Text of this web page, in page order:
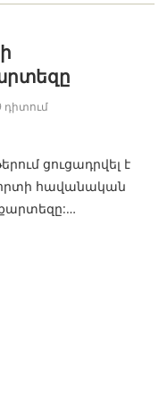
դիտում
ցուցադրվել է
հավանական
քարտեզը:…